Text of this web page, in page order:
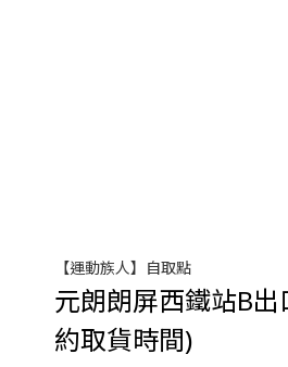
【運動族人】自取點
元朗朗屏西鐵站B
約取貨時間)